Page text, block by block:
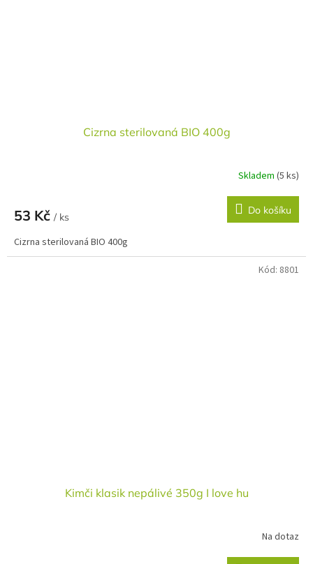
Cizrna sterilovaná BIO 400g
Skladem (5 ks)
53 Kč / ks
Do košíku
Cizrna sterilovaná BIO 400g
Kimči klasik nepálivé 350g I love hu
Na dotaz
Kód: 8801